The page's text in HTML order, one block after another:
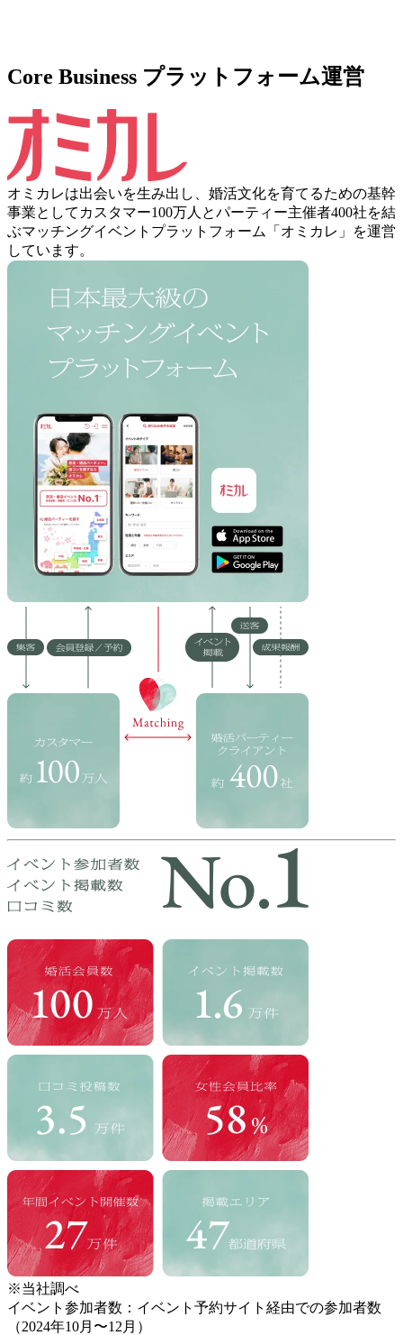
Core Business プラットフォーム運営
オミカレは出会いを生み出し、婚活文化を育てるための基幹
事業としてカスタマー100万人とパーティー主催者400社を結
ぶマッチングイベントプラットフォーム「オミカレ」を運営
しています。
※当社調べ
イベント参加者数：イベント予約サイト経由での参加者数
（2024年10月〜12月）